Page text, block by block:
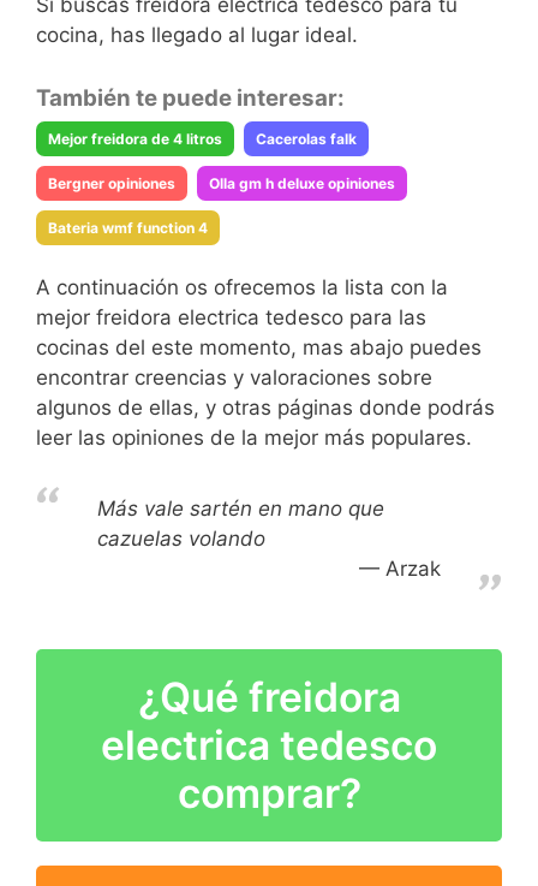
Si buscas freidora electrica tedesco para tu
cocina, has llegado al lugar ideal.
También te puede interesar:
Mejor freidora de 4 litros Cacerolas falk
Bergner opiniones Olla gm h deluxe opiniones
Bateria wmf function 4
A continuación os ofrecemos la lista con la
mejor freidora electrica tedesco para las
cocinas del este momento, mas abajo puedes
encontrar creencias y valoraciones sobre
algunos de ellas, y otras páginas donde podrás
leer las opiniones de la mejor más populares.
Más vale sartén en mano que
cazuelas volando
Arzak
¿Qué freidora
electrica tedesco
comprar?